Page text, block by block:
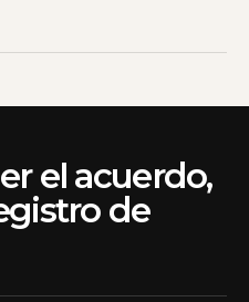
el acuerdo,
de